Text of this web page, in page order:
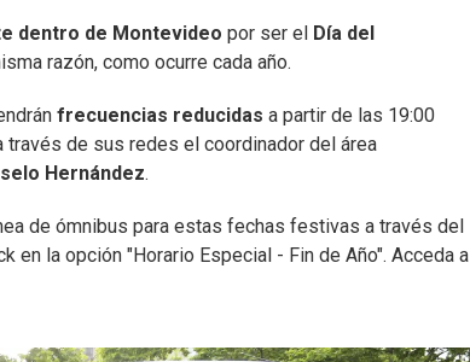
dentro de Montevideo por ser el
Día del
razón, como ocurre cada año.
frecuencias reducidas a partir de las 19:00
través de sus redes el coordinador del área
Hernández.
de ómnibus para estas fechas festivas a través del
en la opción "Horario Especial - Fin de Año". Acceda a